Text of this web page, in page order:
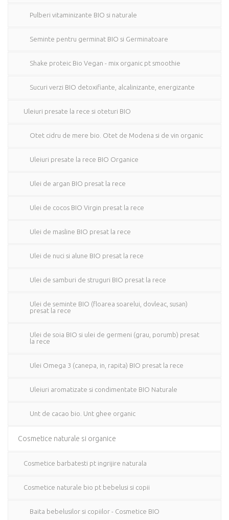
Pulberi vitaminizante BIO si naturale
Seminte pentru germinat BIO si Germinatoare
Shake proteic Bio Vegan - mix organic pt smoothie
Sucuri verzi BIO detoxifiante, alcalinizante, energizante
Uleiuri presate la rece si oteturi BIO
Otet cidru de mere bio. Otet de Modena si de vin organic
Uleiuri presate la rece BIO Organice
Ulei de argan BIO presat la rece
Ulei de cocos BIO Virgin presat la rece
Ulei de masline BIO presat la rece
Ulei de nuci si alune BIO presat la rece
Ulei de samburi de struguri BIO presat la rece
Ulei de seminte BIO (floarea soarelui, dovleac, susan)
presat la rece
Ulei de soia BIO si ulei de germeni (grau, porumb) presat
la rece
Ulei Omega 3 (canepa, in, rapita) BIO presat la rece
Uleiuri aromatizate si condimentate BIO Naturale
Unt de cacao bio. Unt ghee organic
Cosmetice naturale si organice
Cosmetice barbatesti pt ingrijire naturala
Cosmetice naturale bio pt bebelusi si copii
Baita bebelusilor si copiilor - Cosmetice BIO